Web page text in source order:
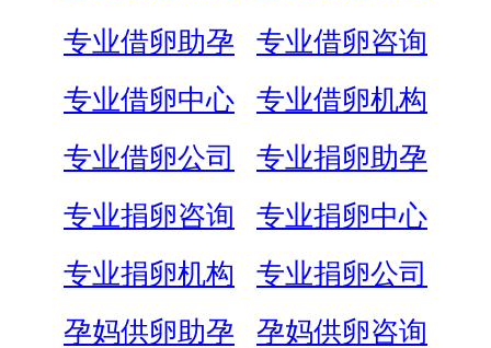
专业借卵助孕
专业借卵咨询
专业借卵中心
专业借卵机构
专业借卵公司
专业捐卵助孕
专业捐卵咨询
专业捐卵中心
专业捐卵机构
专业捐卵公司
孕妈供卵助孕
孕妈供卵咨询